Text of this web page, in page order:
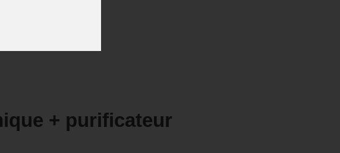
+ purificateur